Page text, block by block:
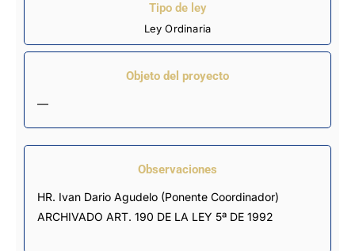
Tipo de ley
Ley Ordinaria
Objeto del proyecto
—
Observaciones
HR. Ivan Dario Agudelo (Ponente Coordinador)
ARCHIVADO ART. 190 DE LA LEY 5ª DE 1992